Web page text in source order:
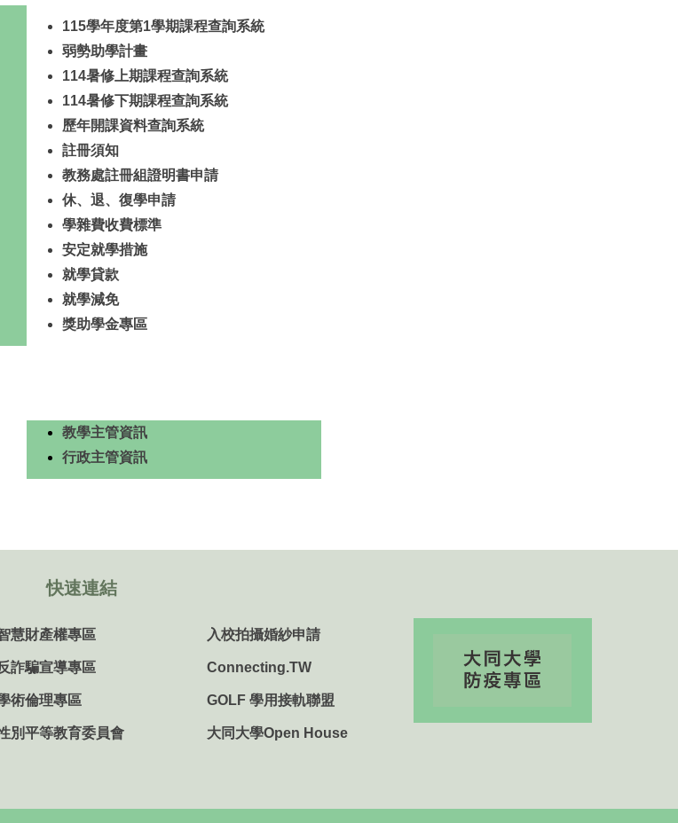
115學年度第1學期課程查詢系統
弱勢助學計畫
114暑修上期課程查詢系統
114暑修下期課程查詢系統
歷年開課資料查詢系統
註冊須知
教務處註冊組證明書申請
休、退、復學申請
學雜費收費標準
安定就學措施
就學貸款
就學減免
獎助學金專區
教學主管資訊
行政主管資訊
快速連結
慧財產權專區
詐騙宣導專區
術倫理專區
別平等教育委員會
入校拍攝婚紗申請
Connecting.TW
GOLF 學用接軌聯盟
大同大學Open House